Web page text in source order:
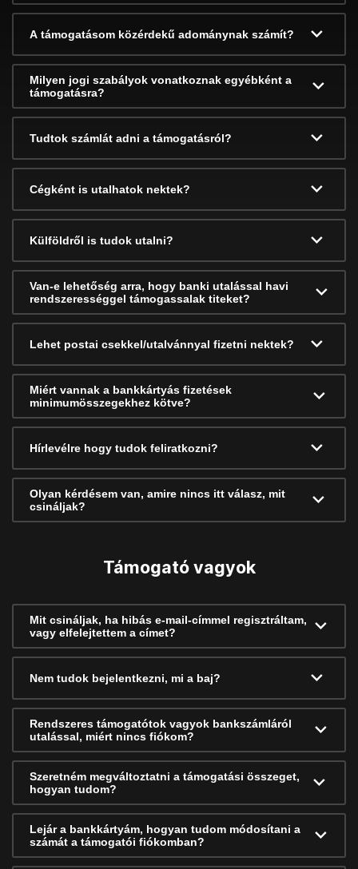
A támogatásom közérdekű adománynak számít?
Milyen jogi szabályok vonatkoznak egyébként a
támogatásra?
Tudtok számlát adni a támogatásról?
Cégként is utalhatok nektek?
Külföldről is tudok utalni?
Van-e lehetőség arra, hogy banki utalással havi
rendszerességgel támogassalak titeket?
Lehet postai csekkel/utalvánnyal fizetni nektek?
Miért vannak a bankkártyás fizetések
minimumösszegekhez kötve?
Hírlevélre hogy tudok feliratkozni?
Olyan kérdésem van, amire nincs itt válasz, mit
csináljak?
Támogató vagyok
Mit csináljak, ha hibás e-mail-címmel regisztráltam,
vagy elfelejtettem a címet?
Nem tudok bejelentkezni, mi a baj?
Rendszeres támogatótok vagyok bankszámláról
utalással, miért nincs fiókom?
Szeretném megváltoztatni a támogatási összeget,
hogyan tudom?
Lejár a bankkártyám, hogyan tudom módosítani a
számát a támogatói fiókomban?